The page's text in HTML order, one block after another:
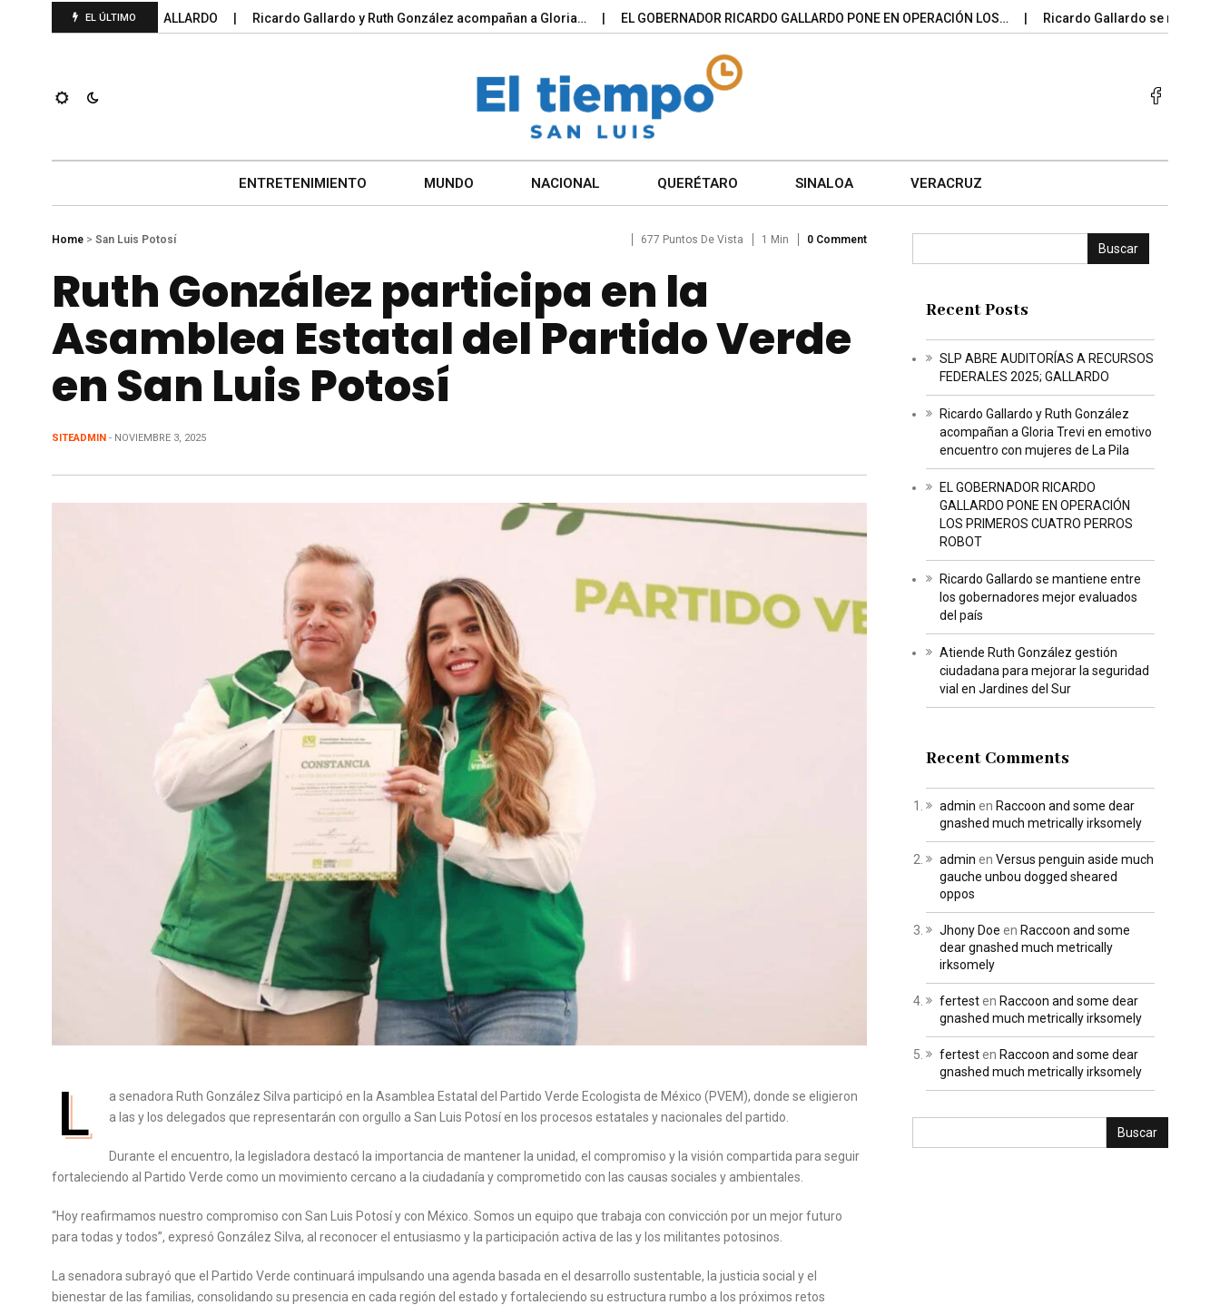
EL ÚLTIMO
FEDERALES 2025; GALLARDO Ricardo Gallardo y Ruth González acompañan a Gloria… EL GOBERNADOR RICARDO GALLARDO PONE EN OPERACIÓN LOS… Ricardo Gallardo se mantiene
ENTRETENIMIENTO MUNDO NACIONAL QUERÉTARO SINALOA VERACRUZ
Home > San Luis Potosí 677 Puntos De Vista 1 Min 0 Comment
Ruth González participa en la
Asamblea Estatal del Partido Verde
en San Luis Potosí
SITEADMIN - NOVIEMBRE 3, 2025
L
a senadora Ruth González Silva participó en la Asamblea Estatal del Partido Verde Ecologista de México (PVEM), donde se eligieron
a las y los delegados que representarán con orgullo a San Luis Potosí en los procesos estatales y nacionales del partido.
Durante el encuentro, la legisladora destacó la importancia de mantener la unidad, el compromiso y la visión compartida para seguir
fortaleciendo al Partido Verde como un movimiento cercano a la ciudadanía y comprometido con las causas sociales y ambientales.
“Hoy reafirmamos nuestro compromiso con San Luis Potosí y con México. Somos un equipo que trabaja con convicción por un mejor futuro
para todas y todos”, expresó González Silva, al reconocer el entusiasmo y la participación activa de las y los militantes potosinos.
La senadora subrayó que el Partido Verde continuará impulsando una agenda basada en el desarrollo sustentable, la justicia social y el
bienestar de las familias, consolidando su presencia en cada región del estado y fortaleciendo su estructura rumbo a los próximos retos
Buscar
Recent Posts
SLP ABRE AUDITORÍAS A RECURSOS
FEDERALES 2025; GALLARDO
Ricardo Gallardo y Ruth González
acompañan a Gloria Trevi en emotivo
encuentro con mujeres de La Pila
EL GOBERNADOR RICARDO
GALLARDO PONE EN OPERACIÓN
LOS PRIMEROS CUATRO PERROS
ROBOT
Ricardo Gallardo se mantiene entre
los gobernadores mejor evaluados
del país
Atiende Ruth González gestión
ciudadana para mejorar la seguridad
vial en Jardines del Sur
Recent Comments
admin en Raccoon and some dear
gnashed much metrically irksomely
admin en Versus penguin aside much
gauche unbou dogged sheared
oppos
Jhony Doe en Raccoon and some
dear gnashed much metrically
irksomely
fertesten Raccoon and some dear
gnashed much metrically irksomely
fertesten Raccoon and some dear
gnashed much metrically irksomely